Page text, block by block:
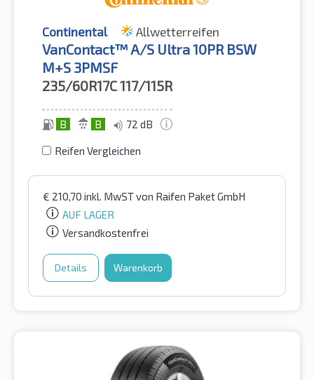
Continental Allwetterreifen
VanContact™ A/S Ultra 10PR BSW
M+S 3PMSF
235/60R17C117/115R
B B 72 dB
Reifen Vergleichen
€ 210,70 inkl. MwSTvon Raifen Paket GmbH
AUF LAGER
Versandkostenfrei
Details Warenkorb